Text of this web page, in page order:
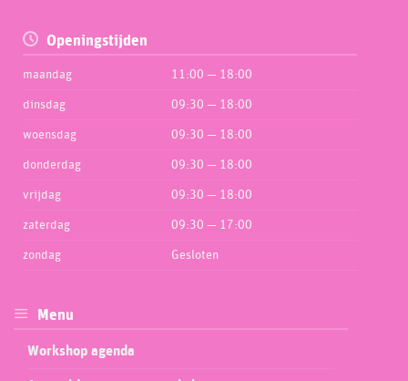
Openingstijden
maandag 11:00 — 18:00
dinsdag 09:30 — 18:00
woensdag 09:30 — 18:00
donderdag 09:30 — 18:00
vrijdag 09:30 — 18:00
zaterdag 09:30 — 17:00
zondag Gesloten
Menu
Workshop agenda